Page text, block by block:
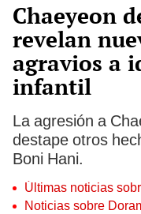
Chaeyeon
revelan
agravios a
infantil
La agresión a
destape otros
Boni Hani.
Últimas noticias
Noticias sobre